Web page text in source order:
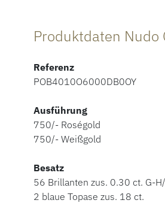
Produktdaten Nudo
Referenz
POB4010O6000DB0OY
Ausführung
750/- Roségold
750/- Weißgold
Besatz
56 Brillanten zus. 0.30 ct. G-
2 blaue Topase zus. 18 ct.